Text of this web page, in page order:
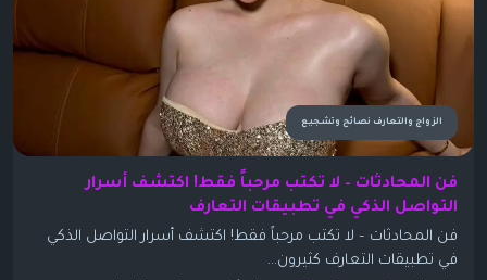
الزواج والتعارف نصائح وتشجيع
فن المحادثات – لا تكتب مرحباً فقط! اكتشف أسرار
التواصل الذكي في تطبيقات التعارف
فن المحادثات – لا تكتب مرحباً فقط! اكتشف أسرار التواصل الذكي
في تطبيقات التعارف كثيرون...